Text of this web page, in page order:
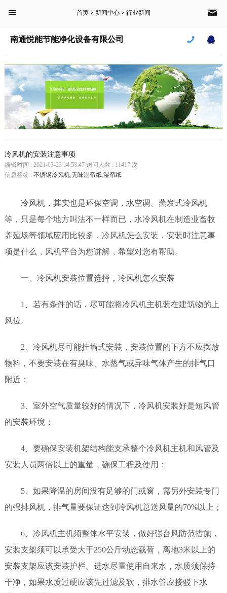
菜单栏
产品中心
案例中心
关于我们
CLOSE
南通悦能节能净化设备有限公司
首页 > 新闻中心 > 行业新闻
南通悦能节能净化设备有限公司
冷风机的安装注意事项
编辑时间 : 2021-03-23 14:58:47 访问人数 : 11417 次
信息标签 : 不锈钢冷风机,无味湿帘纸,湿帘纸
冷风机，其实也是环保空调，水空调、蒸发式冷风机
等，只是每个地方叫法不一样而已，水冷风机在制造业畜牧
养殖场等领域应用比较多，冷风机怎么安装，安装时注意事
项是什么，风机平台为您讲解，希望对您有帮助。
一、冷风机安装位置选择，冷风机怎么安装
1、若有条件的话，尽可能将冷风机主机装在建筑物的上
风位。
2、冷风机尽可能挂墙式安装，安装位置的下方不应摆放
物料，不要安装在有臭味、水蒸气或异味气体产生的排气口
附近；
3、室外空气质量较好的情况下，冷风机安装好是短风管
的安装环境；
4、要确保安装机架结构能支承整个冷风机主机和风管及
安装人员两倍以上的重量，确保工程及使用；
5、如果降温的房间没有足够的门或窗，需另外安装专门
的强排风机，排气量要保证达到冷风机总送风量的70%以上；
6、冷风机主机须整体水平安装，做好强台风防范措施，
安装支架须可以承受大于250公斤动态载荷，离地3米以上的
安装支架应该安装护栏。进水尽量使用自来水，水质须保持
干净，如果水质过硬应该先过滤及软，排水管应接驳下水